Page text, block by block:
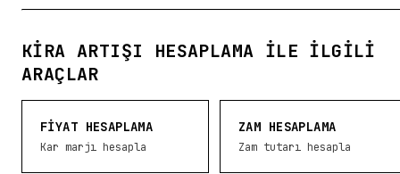
KIRA ARTIŞI HESAPLAMA ILE İLGILI
ARAÇLAR
FIYAT HESAPLAMA
Kar marjı hesapla
ZAM HESAPLAMA
Zam tutarı hesapla